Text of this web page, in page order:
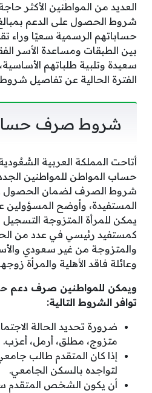
العديد من المواطنين الأكثر
شروط الحصول على الدعم
حساباتهم الرسمية سعيًا وراء
بين الطبقات ومساعدة الأسر
سعيدة وتلبية طلباتهم
الفترة الحالية عن تفاصيل
شروط صرف
أتاحت المملكة العربية
حساب المواطن للمواطنين
شروط الصرف لضمان الحصول
المستفيدة، وأوضح
يمكن للمرأة المتزوجة
كمستفيد رئيسي في عدد من
والمتزوجة من غير سعودي
وعائلة فاقد الأهلية والمرأة
ويمكن للمواطنين صرف دعم
توافر الشروط التالية:
ضرورة تحديد الحالة
متزوج، مطلق، أرمل، أعزب.
إذا كان المتقدم طالب
لتواجده بالسكن الجامعي.
أن يكون الشخص المتقدم